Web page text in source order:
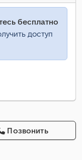
бесплатно
доступ
Позвонить